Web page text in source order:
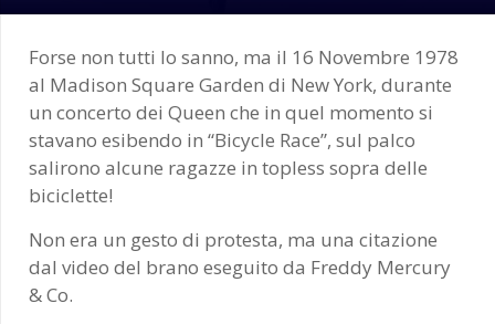
Forse non tutti lo sanno, ma il 16 Novembre 1978
al Madison Square Garden di New York, durante
un concerto dei Queen che in quel momento si
stavano esibendo in “Bicycle Race”, sul palco
salirono alcune ragazze in topless sopra delle
biciclette!
Non era un gesto di protesta, ma una citazione
dal video del brano eseguito da Freddy Mercury
& Co.